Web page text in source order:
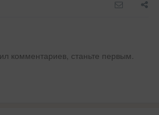
комментариев, станьте первым.